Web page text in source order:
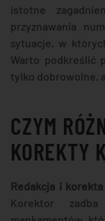
istotne
przyznawania
sytuacje, w
Warto podkreślić
tylko dobrowolne,
CZYM
KOREKTY
Redakcja i
Korektor